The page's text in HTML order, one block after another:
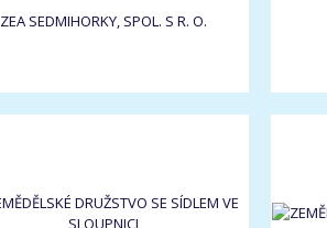
ZEA SEDMIHORKY, SPOL. S R. O.